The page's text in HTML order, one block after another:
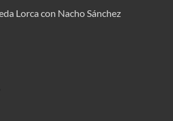
Lorca con Nacho Sánchez